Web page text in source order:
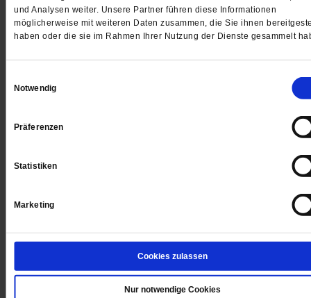
und Analysen weiter. Unsere Partner führen diese Informationen
möglicherweise mit weiteren Daten zusammen, die Sie ihnen
haben oder die sie im Rahmen Ihrer Nutzung der Dienste gesammelt
Notwendig
Präferenzen
Statistiken
Marketing
Cookies zulassen
Nur notwendige Cookies
Magdeburger Landtag. In vollen Sälen jubeln die
ihrem Spitzenkandidaten Ulrich Siegmund zu. Doch
viele Menschen könnte ein Albtraum beginnen. Eine
Reportage. /mehr